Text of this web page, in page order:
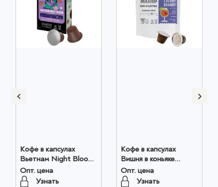
Кофе в капсулах
Вьетнам Night Bloom
Ente 0,05кг коробочка
оптом
Опт. цена
Узнать
Кофе в капсулах
Вишня в коньяке
Мадео 0,075кг оптом
Опт. цена
Узнать